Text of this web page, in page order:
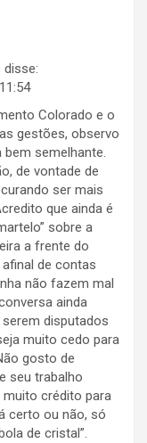
disse:
Colorado e o
gestões, observo
semelhante.
de vontade de
ser mais
que ainda é
sobre a
a frente do
de contas
não fazem mal
ainda
disputados
muito cedo para
gosto de
seu trabalho
crédito para
certo ou não, só
de cristal”.